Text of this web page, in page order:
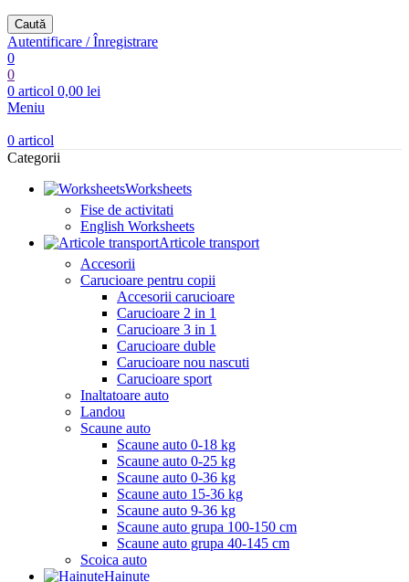
Caută
Autentificare / Înregistrare
0
0
0 articol 0,00 lei
Meniu
0 articol
Categorii
Worksheets
Fise de activitati
English Worksheets
Articole transport
Accesorii
Carucioare pentru copii
Accesorii carucioare
Carucioare 2 in 1
Carucioare 3 in 1
Carucioare duble
Carucioare nou nascuti
Carucioare sport
Inaltatoare auto
Landou
Scaune auto
Scaune auto 0-18 kg
Scaune auto 0-25 kg
Scaune auto 0-36 kg
Scaune auto 15-36 kg
Scaune auto 9-36 kg
Scaune auto grupa 100-150 cm
Scaune auto grupa 40-145 cm
Scoica auto
Hainute